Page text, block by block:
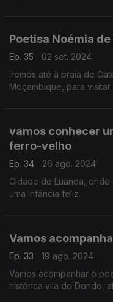
Poetisa Noémia de
Ep. 35
02 set. 2024
Iremos até à praia de
Moçambique, para
vamos conhecer
ferro-velho
Ep. 34
26 ago. 2024
Cidade de Luanda,
uma infância feliz.
Vamos
Ep. 33
19 ago. 2024
Vamos acompanhar o
histórica vila do Dondo,